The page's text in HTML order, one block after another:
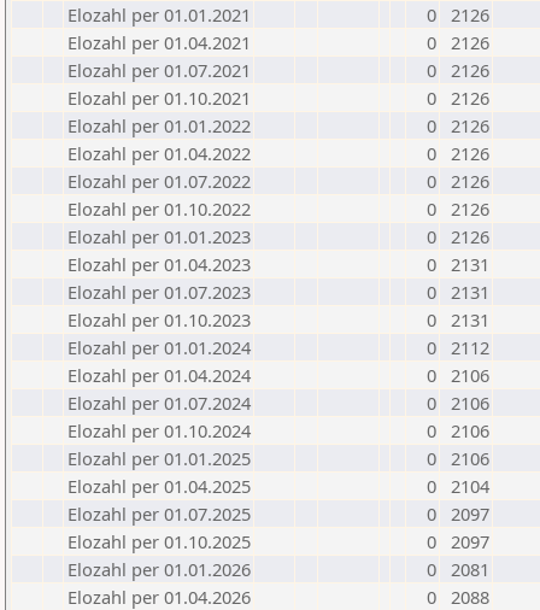
Elozahl per 01.01.2021
0 2126
Elozahl per 01.04.2021
0 2126
Elozahl per 01.07.2021
0 2126
Elozahl per 01.10.2021
0 2126
Elozahl per 01.01.2022
0 2126
Elozahl per 01.04.2022
0 2126
Elozahl per 01.07.2022
0 2126
Elozahl per 01.10.2022
0 2126
Elozahl per 01.01.2023
0 2126
Elozahl per 01.04.2023
0 2131
Elozahl per 01.07.2023
0 2131
Elozahl per 01.10.2023
0 2131
Elozahl per 01.01.2024
0 2112
Elozahl per 01.04.2024
0 2106
Elozahl per 01.07.2024
0 2106
Elozahl per 01.10.2024
0 2106
Elozahl per 01.01.2025
0 2106
Elozahl per 01.04.2025
0 2104
Elozahl per 01.07.2025
0 2097
Elozahl per 01.10.2025
0 2097
Elozahl per 01.01.2026
0 2081
Elozahl per 01.04.2026
0 2088